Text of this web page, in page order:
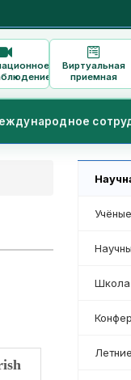
Виртуальная
приемная
Школа